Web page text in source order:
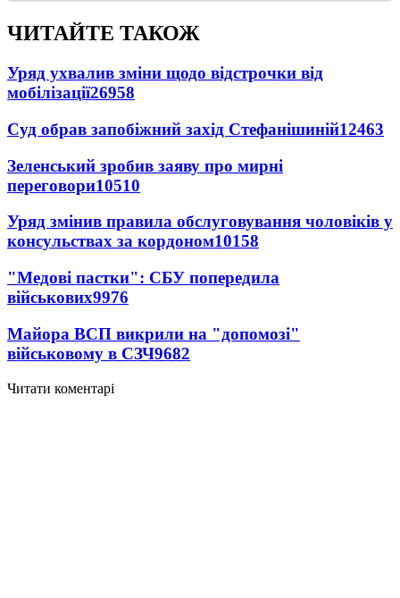
ЧИТАЙТЕ ТАКОЖ
Уряд ухвалив зміни щодо відстрочки від
мобілізації26958
Суд обрав запобіжний захід Стефанішиній12463
Зеленський зробив заяву про мирні
переговори10510
Уряд змінив правила обслуговування чоловіків у
консульствах за кордоном10158
"Медові пастки": СБУ попередила
військових9976
Майора ВСП викрили на "допомозі"
військовому в СЗЧ9682
Читати коментарі